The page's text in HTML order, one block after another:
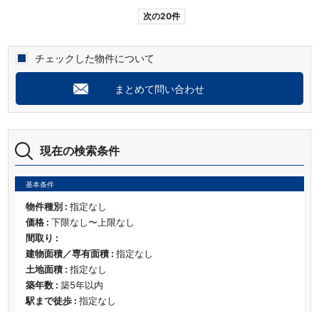
現在の検索条件
基本条件
物件種別 : 指定なし
価格 : 下限なし〜上限なし
間取り :
建物面積／専有面積 : 指定なし
土地面積 : 指定なし
築年数 : 築5年以内
駅まで徒歩 : 指定なし
次の20件
チェックした物件について
まとめて問い合わせ